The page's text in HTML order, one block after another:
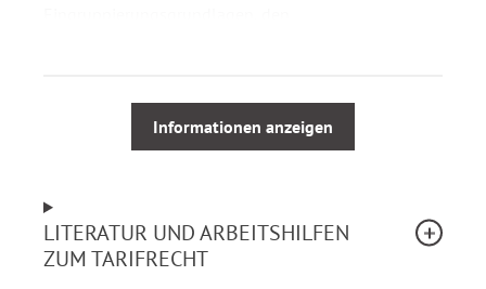
Mithilfe von zahlreichen Praxis-Tipps und Beispielen
aus der Rechtsprechung gelingt eine tarifkonforme
Zuordnung zur richtigen Entgeltgruppe.
Dargestellt werden:
Informationen anzeigen
LITERATUR UND ARBEITSHILFEN
ZUM TARIFRECHT